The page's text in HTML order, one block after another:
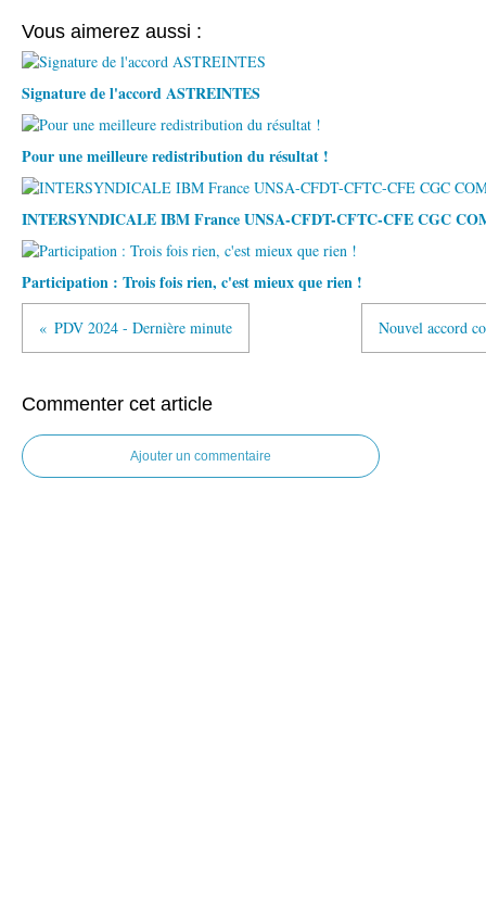
Vous aimerez aussi :
Signature de l'accord ASTREINTES
Pour une meilleure redistribution du résultat !
INTERSYNDICALE IBM France UNSA-CFDT-CFTC-CFE CGC
Participation : Trois fois rien, c'est mieux que rien !
PDV 2024 - Dernière minute Nouvel accord
Commenter cet article
Ajouter un commentaire